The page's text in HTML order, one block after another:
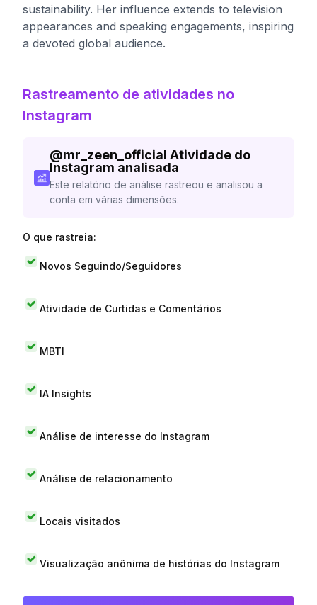
sustainability. Her influence extends to television
appearances and speaking engagements, inspiring
a devoted global audience.
Rastreamento de atividades no
Instagram
@mr_zeen_official Atividade do
Instagram analisada
Este relatório de análise rastreou e analisou a
conta em várias dimensões.
O que rastreia:
Novos Seguindo/Seguidores
Atividade de Curtidas e Comentários
MBTI
IA Insights
Análise de interesse do Instagram
Análise de relacionamento
Locais visitados
Visualização anônima de histórias do Instagram